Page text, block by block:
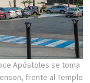
Apóstoles se toma
frente al Templo